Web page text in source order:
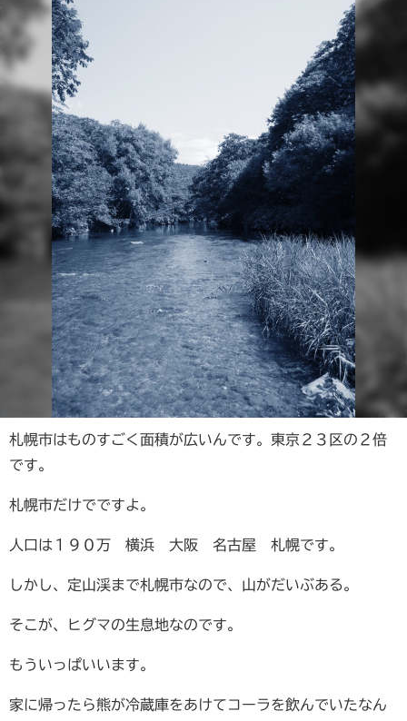
札幌市はものすごく面積が広いんです。東京２３区の２倍
です。
札幌市だけでですよ。
人口は１９０万 横浜 大阪 名古屋 札幌です。
しかし、定山渓まで札幌市なので、山がだいぶある。
そこが、ヒグマの生息地なのです。
もういっぱいいます。
家に帰ったら熊が冷蔵庫をあけてコーラを飲んでいたなん